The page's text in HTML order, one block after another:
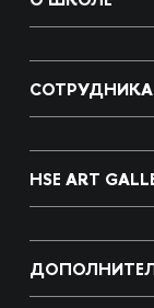
HSE ART